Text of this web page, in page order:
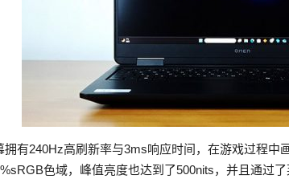
拥有240Hz高刷新率与3ms响应时间，在游戏过程中
色域，峰值亮度也达到了500nits，并且通过